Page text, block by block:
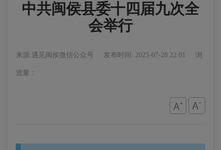
中共闽侯县委十四届九次全
会举行
来源:遇见闽侯微信公众号 发布时间: 2025-07-28 22:01 浏
览量：